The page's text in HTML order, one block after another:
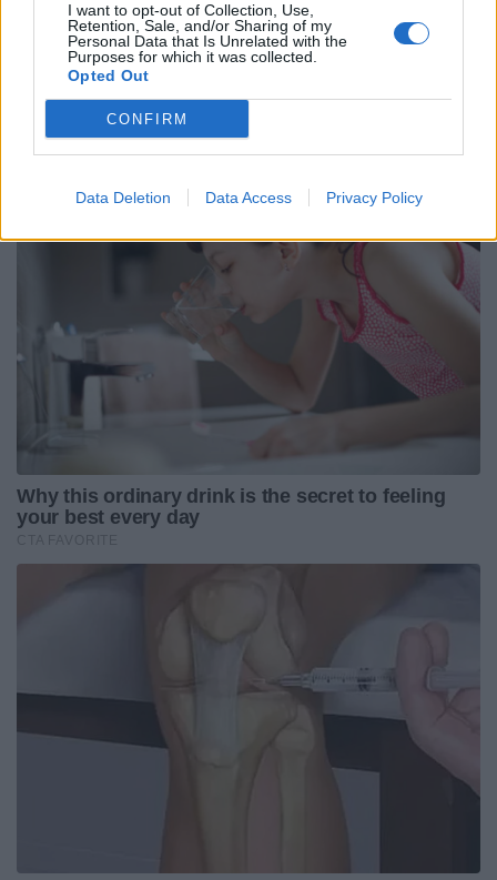
I want to opt-out of Collection, Use,
Retention, Sale, and/or Sharing of my
Personal Data that Is Unrelated with the
Purposes for which it was collected.
Opted Out
CONFIRM
Data Deletion Data Access Privacy Policy